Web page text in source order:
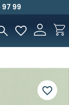
99
favorite_border